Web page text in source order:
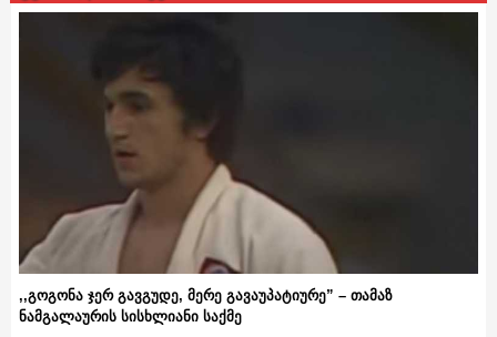
,,გოგონა ჯერ გავგუდე, მერე გავაუპატიურე” – თამაზ
ნამგალაურის სისხლიანი საქმე